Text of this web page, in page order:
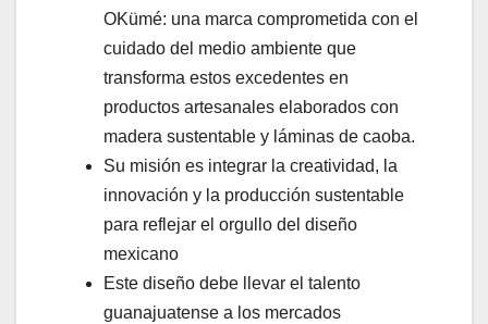
OKümé: una marca comprometida con el
cuidado del medio ambiente que
transforma estos excedentes en
productos artesanales elaborados con
madera sustentable y láminas de caoba.
Su misión es integrar la creatividad, la
innovación y la producción sustentable
para reflejar el orgullo del diseño
mexicano
Este diseño debe llevar el talento
guanajuatense a los mercados